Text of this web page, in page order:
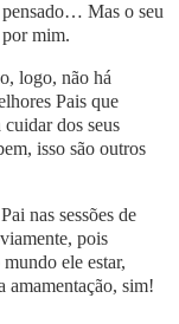
pensado… Mas o seu
mim.
logo, não há
Pais que
dos seus
isso são outros
nas sessões de
pois
ele estar,
amamentação, sim!